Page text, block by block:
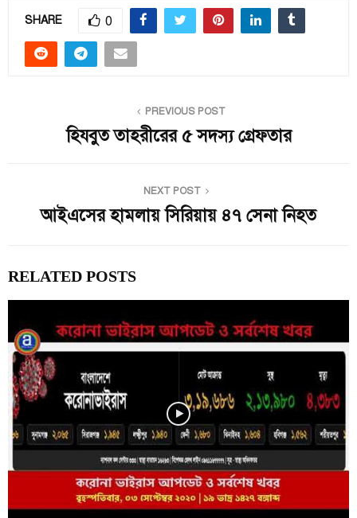
SHARE 0
PREVIOUS POST
হিযবুত তাহরীরের ৫ সদস্য গ্রেফতার
NEXT POST
আইএসের হামলায় সিরিয়ায় ৪৭ সেনা নিহত
RELATED POSTS